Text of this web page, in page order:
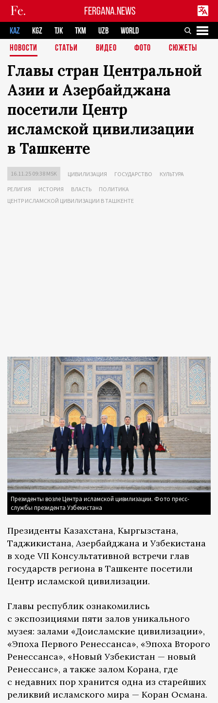
FERGANA.NEWS
KAZ KGZ TJK TKM UZB
WORLD
НОВОСТИ
СТАТЬИ ВИДЕО ФОТО СЮЖЕТЫ
Главы стран Центральной
Азии и Азербайджана
посетили Центр
исламской цивилизации
в Ташкенте
16.11.25 09:38 MSK ЦИВИЛИЗАЦИЯ ГОСУДАРСТВО КУЛЬТУРА
РЕЛИГИЯ ИСТОРИЯ ВЛАСТЬ
ПОЛИТИКА
ЦЕНТР ИСЛАМСКОЙ ЦИВИЛИЗАЦИИ В ТАШКЕНТЕ
Президенты возле Центра исламской цивилизации. Фото пресс-
службы президента Узбекистана
Президенты Казахстана, Кыргызстана,
Таджикистана, Азербайджана и Узбекистана
в ходе VII Консультативной встречи глав
государств региона в Ташкенте посетили
Центр исламской цивилизации.
Главы республик ознакомились
с экспозициями пяти залов уникального
музея: залами «Доисламские цивилизации»,
«Эпоха Первого Ренессанса», «Эпоха Второго
Ренессанса», «Новый Узбекистан — новый
Ренессанс», а также залом Корана, где
с недавних пор хранится одна из старейших
реликвий исламского мира — Коран Османа.